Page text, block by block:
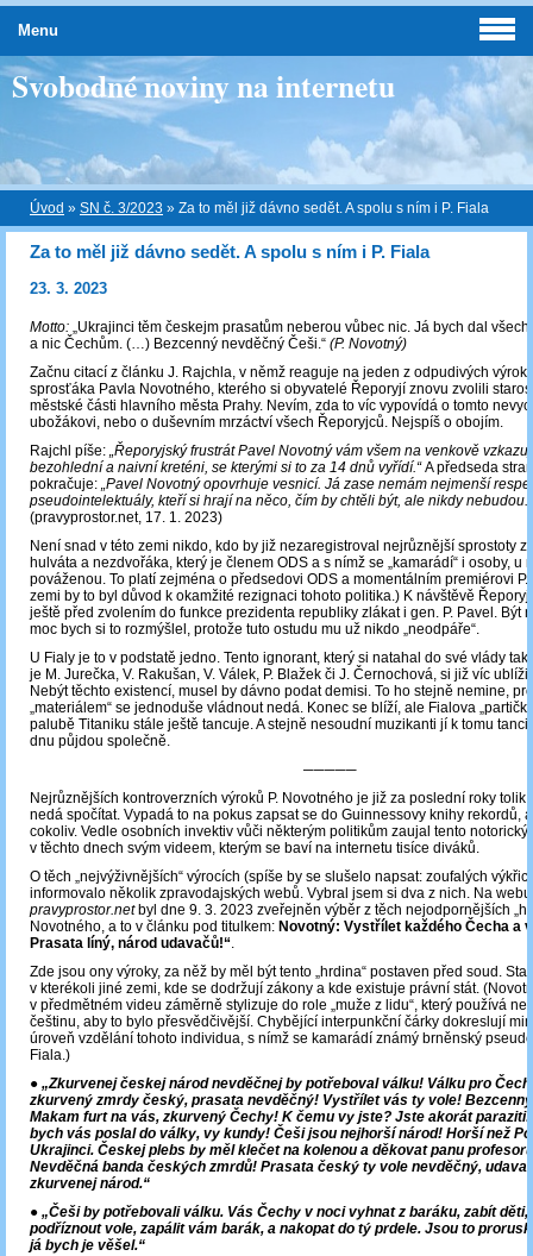
Svobodné noviny na internetu
Úvod » SN č. 3/2023 » Za to měl již dávno sedět. A spolu s ním i P. Fiala
Za to měl již dávno sedět. A spolu s ním i P. Fiala
23. 3. 2023
Motto: „Ukrajinci těm českejm prasatům neberou vůbec nic. Já bych dal
a nic Čechům. (…) Bezcenný nevděčný Češi.“ (P. Novotný)
Začnu citací z článku J. Rajchla, v němž reaguje na jeden z odpudivých
sprosťáka Pavla Novotného, kterého si obyvatelé Řeporyjí znovu zvolili
městské části hlavního města Prahy. Nevím, zda to víc vypovídá o tomto
ubožákovi, nebo o duševním mrzáctví všech Řeporyjců. Nejspíš o obojím.
Rajchl píše: „Řeporyjský frustrát Pavel Novotný vám všem na venkově
bezohlední a naivní kreténi, se kterými si to za 14 dnů vyřídí.“A předseda
pokračuje: „Pavel Novotný opovrhuje vesnicí. Já zase nemám nejmenší
pseudointelektuály, kteří si hrají na něco, čím by chtěli být, ale nikdy nebudou.“
(pravyprostor.net, 17. 1. 2023)
Není snad v této zemi nikdo, kdo by již nezaregistroval nejrůznější sprostoty z
hulváta a nezdvořáka, který je členem ODS a s nímž se „kamarádí“ i osoby, u
pováženou. To platí zejména o předsedovi ODS a momentálním premiérovi
zemi by to byl důvod k okamžité rezignaci tohoto politika.) K návštěvě
ještě před zvolením do funkce prezidenta republiky zlákat i gen. P. Pavel. Být
moc bych si to rozmýšlel, protože tuto ostudu mu už nikdo „neodpáře“.
U Fialy je to v podstatě jedno. Tento ignorant, který si natahal do své vlády
je M. Jurečka, V. Rakušan, V. Válek, P. Blažek či J. Černochová, si již víc
Nebýt těchto existencí, musel by dávno podat demisi. To ho stejně nemine,
„materiálem“ se jednoduše vládnout nedá. Konec se blíží, ale Fialova
palubě Titaniku stále ještě tancuje. A stejně nesoudní muzikanti jí k tomu tanci
dnu půjdou společně.
─────
Nejrůznějších kontroverzních výroků P. Novotného je již za poslední roky
nedá spočítat. Vypadá to na pokus zapsat se do Guinnessovy knihy rekordů,
cokoliv. Vedle osobních invektiv vůči některým politikům zaujal tento
v těchto dnech svým videem, kterým se baví na internetu tisíce diváků.
O těch „nejvýživnějších“ výrocích (spíše by se slušelo napsat: zoufalých
informovalo několik zpravodajských webů. Vybral jsem si dva z nich. Na webu
pravyprostor.net byl dne 9. 3. 2023 zveřejněn výběr z těch nejodpornějších
Novotného, a to v článku pod titulkem: Novotný: Vystřílet každého Čecha a
Prasata líný, národ udavačů!“.
Zde jsou ony výroky, za něž by měl být tento „hrdina“ postaven před soud.
v kterékoli jiné zemi, kde se dodržují zákony a kde existuje právní stát.
v předmětném videu záměrně stylizuje do role „muže z lidu“, který používá
češtinu, aby to bylo přesvědčivější. Chybějící interpunkční čárky dokreslují
úroveň vzdělání tohoto individua, s nímž se kamarádí známý brněnský
Fiala.)
● „Zkurvenej českej národ nevděčnej by potřeboval válku! Válku pro
zkurvený zmrdy český, prasata nevděčný! Vystřílet vás ty vole!
Makam furt na vás, zkurvený Čechy! K čemu vy jste? Jste akorát paraziti!
bych vás poslal do války, vy kundy! Češi jsou nejhorší národ! Horší než
Ukrajinci. Českej plebs by měl klečet na kolenou a děkovat panu
Nevděčná banda českých zmrdů! Prasata český ty vole nevděčný,
zkurvenej národ.“
● „Češi by potřebovali válku. Vás Čechy v noci vyhnat z baráku, zabít děti,
podříznout vole, zapálit vám barák, a nakopat do tý prdele. Jsou to
já bych je věšel.“
Menu